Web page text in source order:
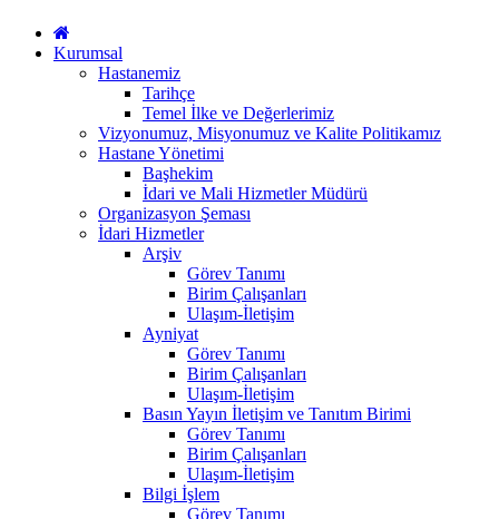
Kurumsal
Hastanemiz
Tarihçe
Temel İlke ve Değerlerimiz
Vizyonumuz, Misyonumuz ve Kalite Politikamız
Hastane Yönetimi
Başhekim
İdari ve Mali Hizmetler Müdürü
Organizasyon Şeması
İdari Hizmetler
Arşiv
Görev Tanımı
Birim Çalışanları
Ulaşım-İletişim
Ayniyat
Görev Tanımı
Birim Çalışanları
Ulaşım-İletişim
Basın Yayın İletişim ve Tanıtım Birimi
Görev Tanımı
Birim Çalışanları
Ulaşım-İletişim
Bilgi İşlem
Görev Tanımı